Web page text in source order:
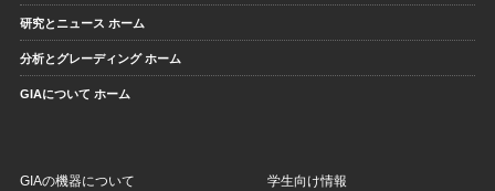
研究とニュース ホーム
分析とグレーディング ホーム
GIAについて ホーム
GIAの機器について 学生向け情報